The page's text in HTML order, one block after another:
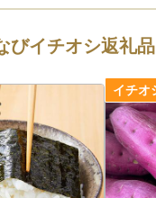
びイチオシ返礼品